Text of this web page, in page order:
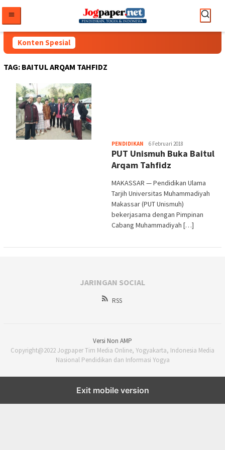
konten
Konten Spesial
TAG: BAITUL ARQAM TAHFIDZ
PENDIDIKAN Heri
Purwata
6 Februari 2018
PUT Unismuh Buka Baitul
Arqam Tahfidz
MAKASSAR — Pendidikan Ulama
Tarjih Universitas Muhammadiyah
Makassar (PUT Unismuh)
bekerjasama dengan Pimpinan
Cabang Muhammadiyah […]
JARINGAN SOCIAL
RSS
Versi Non AMP
Copyright@2022 Jogpaper Tim Media Online, Yogyakarta, Indonesia Media
Nasional Pendidikan dan Informasi Yogya
Exit mobile version